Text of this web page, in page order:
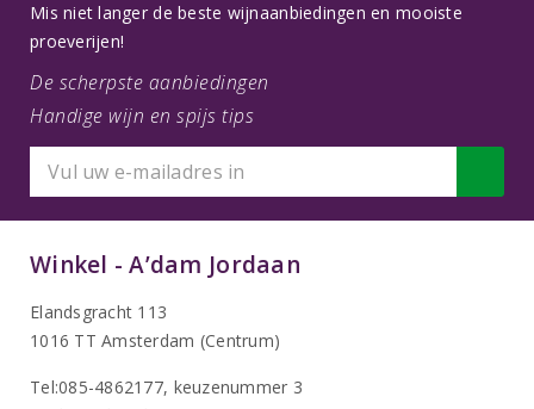
Mis niet langer de beste wijnaanbiedingen en mooiste
proeverijen!
De scherpste aanbiedingen
Handige wijn en spijs tips
Winkel - A’dam Jordaan
Elandsgracht 113
1016 TT Amsterdam (Centrum)
Tel:085-4862177, keuzenummer 3